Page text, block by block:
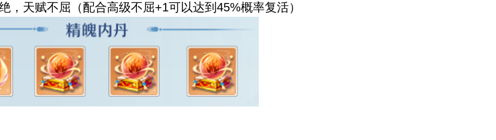
天赋不屈（配合高级不屈+1可以达到45%概率复活）